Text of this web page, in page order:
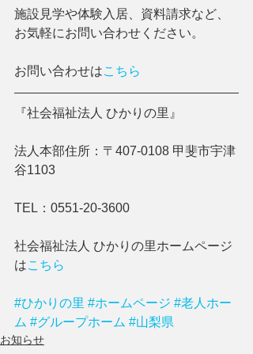
施設見学や体験入居、資料請求など、
お気軽にお問い合わせください。
お問い合わせはこちら
『社会福祉法人 ひかりの里』
法人本部住所：〒407-0108 甲斐市宇津
谷1103
TEL：0551-20-3600
社会福祉法人 ひかりの里ホームページ
はこちら
#ひかりの里 #ホームページ #老人ホー
ム #グループホーム #山梨県
お知らせ